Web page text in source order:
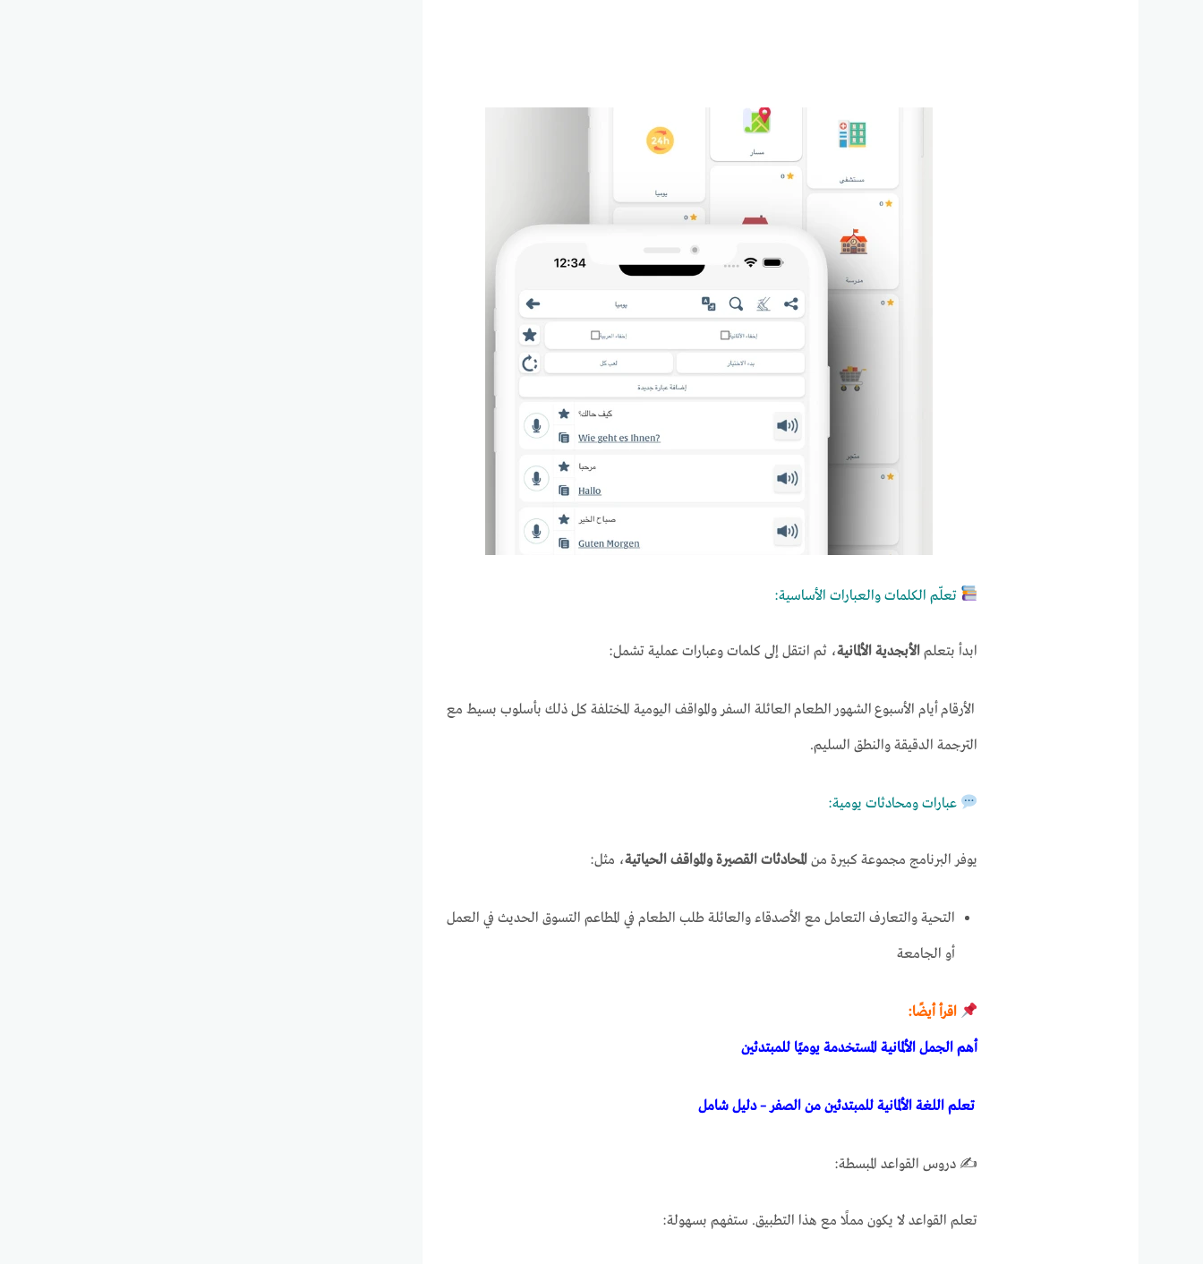
تعلّم الكلمات والعبارات الأساسية:
ابدأ بتعلم الأبجدية الألمانية، ثم انتقل إلى كلمات وعبارات عملية تشمل:
الأرقام أيام الأسبوع الشهور الطعام العائلة السفر والمواقف اليومية المختلفة كل ذلك بأسلوب بسيط مع
الترجمة الدقيقة والنطق السليم.
عبارات ومحادثات يومية:
يوفر البرنامج مجموعة كبيرة من المحادثات القصيرة والمواقف الحياتية، مثل:
التحية والتعارف التعامل مع الأصدقاء والعائلة طلب الطعام في المطاعم التسوق الحديث في العمل
أو الجامعة
اقرأ أيضًا:
أهم الجمل الألمانية المستخدمة يوميًا للمبتدئين
تعلم اللغة الألمانية للمبتدئين من الصفر – دليل شامل
✍️ دروس القواعد المبسطة:
تعلم القواعد لا يكون مملًا مع هذا التطبيق. ستفهم بسهولة: